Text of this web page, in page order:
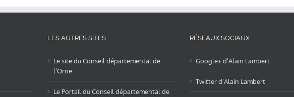
LES AUTRES SITES
Le site du Conseil départemental de
l’Orne
Le Portail du Conseil départemental de
RÉSEAUX SOCIAUX
Google+ d’Alain Lambert
Twitter d’Alain Lambert